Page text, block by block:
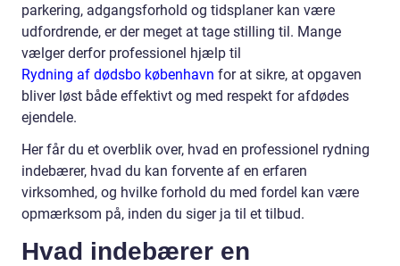
parkering, adgangsforhold og tidsplaner kan være
udfordrende, er der meget at tage stilling til. Mange
vælger derfor professionel hjælp til
Rydning af dødsbo københavn for at sikre, at opgaven
bliver løst både effektivt og med respekt for afdødes
ejendele.
Her får du et overblik over, hvad en professionel rydning
indebærer, hvad du kan forvente af en erfaren
virksomhed, og hvilke forhold du med fordel kan være
opmærksom på, inden du siger ja til et tilbud.
Hvad indebærer en